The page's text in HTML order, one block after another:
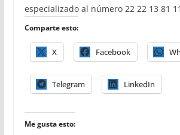
especializado al número 22 22 13 81
Comparte esto:
X Facebook
Telegram LinkedIn
Me gusta esto: